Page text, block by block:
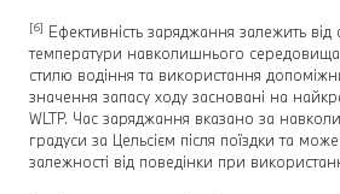
[6] Ефективність заряджання залежить від
температури навколишнього середовища,
стилю водіння та використання
значення запасу ходу засновані на
WLTP. Час заряджання вказано за
градуси за Цельсієм після поїздки та може
залежності від поведінки при